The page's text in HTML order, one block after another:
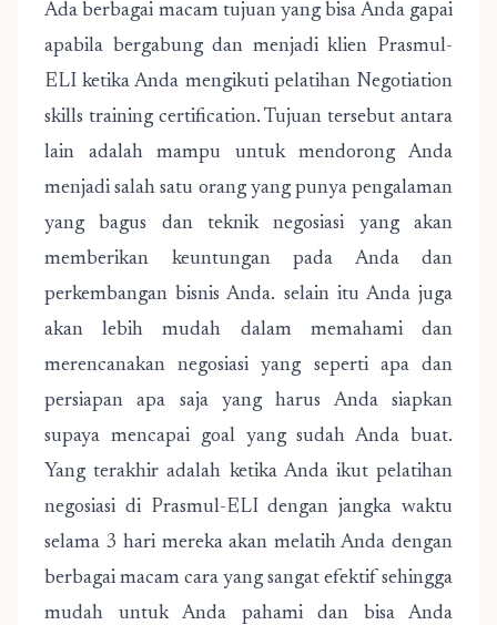
Ada berbagai macam tujuan yang bisa Anda gapai
apabila bergabung dan menjadi klien Prasmul-
ELI ketika Anda mengikuti pelatihan Negotiation
skills training certification. Tujuan tersebut antara
lain adalah mampu untuk mendorong Anda
menjadi salah satu orang yang punya pengalaman
yang bagus dan teknik negosiasi yang akan
memberikan keuntungan pada Anda dan
perkembangan bisnis Anda. selain itu Anda juga
akan lebih mudah dalam memahami dan
merencanakan negosiasi yang seperti apa dan
persiapan apa saja yang harus Anda siapkan
supaya mencapai goal yang sudah Anda buat.
Yang terakhir adalah ketika Anda ikut pelatihan
negosiasi di Prasmul-ELI dengan jangka waktu
selama 3 hari mereka akan melatih Anda dengan
berbagai macam cara yang sangat efektif sehingga
mudah untuk Anda pahami dan bisa Anda